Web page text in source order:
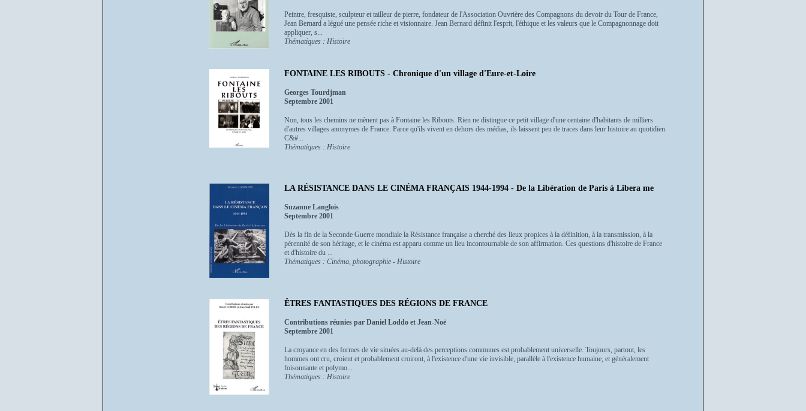
Peintre, fresquiste, sculpteur et tailleur de pierre, fondateur de l'Association Ouvrière des Compagnons du devoir du Tour de France,
Jean Bernard a légué une pensée riche et visionnaire. Jean Bernard définit l'esprit, l'éthique et les valeurs que le Compagnonnage doit
appliquer, s...
Thématiques : Histoire
FONTAINE LES RIBOUTS - Chronique d'un village d'Eure-et-Loire
Georges Tourdjman
Septembre 2001
Non, tous les chemins ne mènent pas à Fontaine les Ribouts. Rien ne distingue ce petit village d'une centaine d'habitants de milliers
d'autres villages anonymes de France. Parce qu'ils vivent en dehors des médias, ils laissent peu de traces dans leur histoire au quotidien.
C&#...
Thématiques : Histoire
LA RÉSISTANCE DANS LE CINÉMA FRANÇAIS 1944-1994 - De la Libération de Paris à Libera me
Suzanne Langlois
Septembre 2001
Dès la fin de la Seconde Guerre mondiale la Résistance française a cherché des lieux propices à la définition, à la transmission, à la
pérennité de son héritage, et le cinéma est apparu comme un lieu incontournable de son affirmation. Ces questions d'histoire de France
et d'histoire du ...
Thématiques : Cinéma, photographie - Histoire
ÊTRES FANTASTIQUES DES RÉGIONS DE FRANCE
Contributions réunies par Daniel Loddo et Jean-Noë
Septembre 2001
La croyance en des formes de vie situées au-delà des perceptions communes est probablement universelle. Toujours, partout, les
hommes ont cru, croient et probablement croiront, à l'existence d'une vie invisible, parallèle à l'existence humaine, et généralement
foisonnante et polymo...
Thématiques : Histoire